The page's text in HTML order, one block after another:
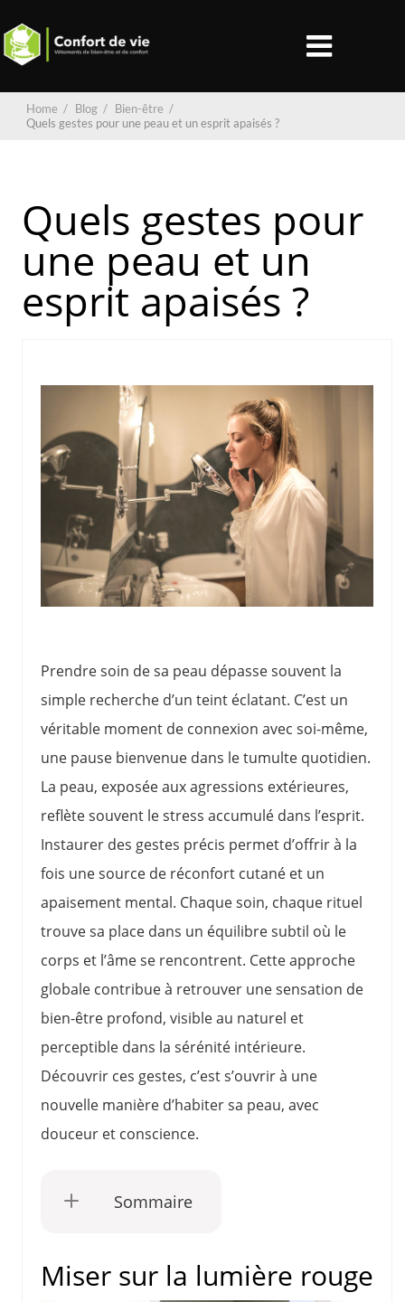
Home / Blog / Bien-être /
Quels gestes pour une peau et un esprit apaisés ?
Quels gestes pour
une peau et un
esprit apaisés ?
Prendre soin de sa peau dépasse souvent la
simple recherche d’un teint éclatant. C’est un
véritable moment de connexion avec soi-même,
une pause bienvenue dans le tumulte quotidien.
La peau, exposée aux agressions extérieures,
reflète souvent le stress accumulé dans l’esprit.
Instaurer des gestes précis permet d’offrir à la
fois une source de réconfort cutané et un
apaisement mental. Chaque soin, chaque rituel
trouve sa place dans un équilibre subtil où le
corps et l’âme se rencontrent. Cette approche
globale contribue à retrouver une sensation de
bien-être profond, visible au naturel et
perceptible dans la sérénité intérieure.
Découvrir ces gestes, c’est s’ouvrir à une
nouvelle manière d’habiter sa peau, avec
douceur et conscience.
Sommaire
Miser sur la lumière rouge